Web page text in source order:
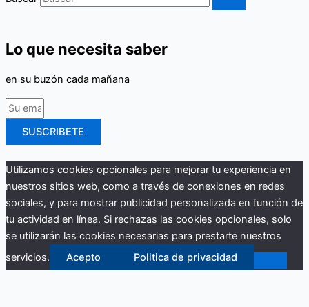
Lo que necesita saber
en su buzón cada mañana
SUSCRIBETE
Utilizamos cookies opcionales para mejorar tu experiencia en
nuestros sitios web, como a través de conexiones en redes
sociales, y para mostrar publicidad personalizada en función de
tu actividad en línea. Si rechazas las cookies opcionales, solo
se utilizarán las cookies necesarias para prestarte nuestros
servicios.
Acepto Politica de privacidad